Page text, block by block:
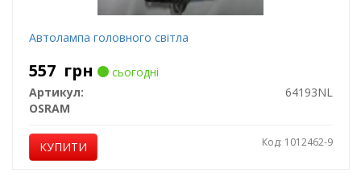
Автолампа головного світла
557 грн
сьогодні
Артикул:
64193NL
OSRAM
КУПИТИ Код: 1012462-9